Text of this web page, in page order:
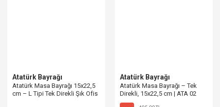
Atatürk Bayrağı
Atatürk Masa Bayrağı 15x22,5
cm – L Tipi Tek Direkli Şık Ofis
Atatürk Bayrağı
Atatürk Masa Bayrağı – Tek
Direkli, 15x22,5 cm | ATA 02